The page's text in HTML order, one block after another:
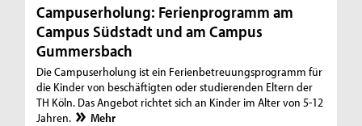
Campuserholung: Ferienprogramm am
Campus Südstadt und am Campus
Gummersbach
Die Campuserholung ist ein Ferienbetreuungsprogramm für
die Kinder von beschäftigten oder studierenden Eltern der
TH Köln. Das Angebot richtet sich an Kinder im Alter von 5-12
Jahren.
Mehr